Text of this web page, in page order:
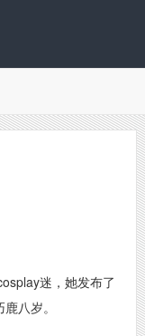
迷，她发布了
八岁。